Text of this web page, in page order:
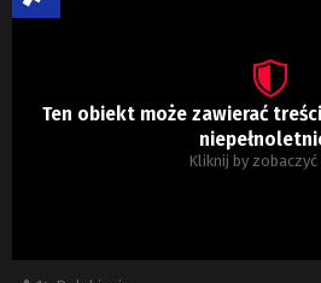
Ten obiekt może zawierać
Kliknij by zobaczyć